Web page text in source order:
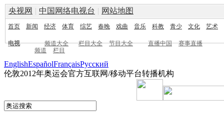
央视网 | 中国网络电视台 | 网站地图
首页 新闻 经济 体育 综艺 春晚 戏曲 音乐 科教 青少 文化 艺术
电视 频道大全 栏目大全 节目大全 直播中国
赛事直播
频道
栏目
EnglishEspañolFrançaisPусский
伦敦2012年奥运会官方互联网/移动平台转播机构